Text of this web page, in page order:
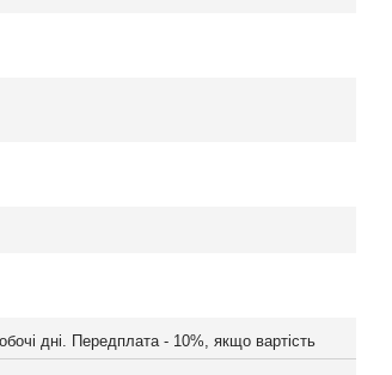
дні. Передплата - 10%, якщо вартість